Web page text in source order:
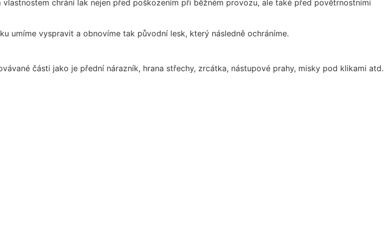
chrání lak nejen před poškozením při běžném provozu, ale také před povětrnostními
umíme vyspravit a obnovíme tak původní lesk, který následně ochráníme.
části jako je přední nárazník, hrana střechy, zrcátka, nástupové prahy, misky pod klikami atd.